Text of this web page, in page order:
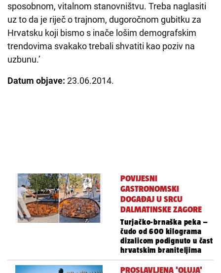
sposobnom, vitalnom stanovništvu. Treba naglasiti
uz to da je riječ o trajnom, dugoročnom gubitku za
Hrvatsku koji bismo s inače lošim demografskim
trendovima svakako trebali shvatiti kao poziv na
uzbunu.’
Datum objave: 23.06.2014.
POVIJESNI
GASTRONOMSKI
DOGAĐAJ U SRCU
DALMATINSKE ZAGORE
Turjačko-brnaška peka –
čudo od 600 kilograma
dizalicom podignuto u čast
hrvatskim braniteljima
PROSLAVLJENA 'OLUJA'